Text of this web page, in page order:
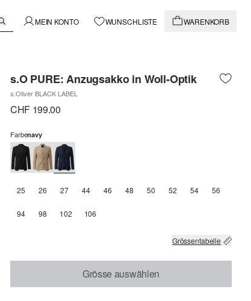
MEIN KONTO WUNSCHLISTE WARENKORB
s.O PURE: Anzugsakko in Woll-Optik
s.Oliver BLACK LABEL
CHF 199.00
Farbenavy
25 26 27 44 46 48 50 52 54 56
94 98 102 106
Grössentabelle
Grösse auswählen